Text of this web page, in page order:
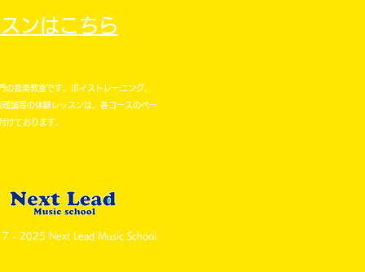
ース設立のお知らせ】
打ち込み実践マスター
ンはこちら
音楽教室です。 ボイストレーニング、
論等の体験レッスンは、各コースのペー
けております。
- 2025 Next Lead Music School